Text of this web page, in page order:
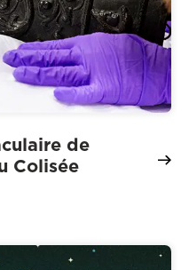
de
Colisée